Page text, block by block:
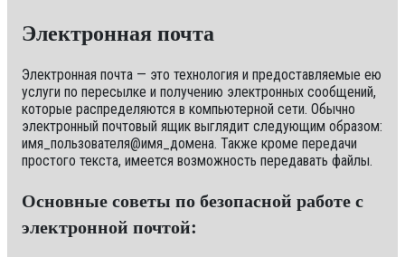
Электронная почта
Электронная почта — это технология и предоставляемые ею
услуги по пересылке и получению электронных сообщений,
которые распределяются в компьютерной сети. Обычно
электронный почтовый ящик выглядит следующим образом:
имя_пользователя@имя_домена. Также кроме передачи
простого текста, имеется возможность передавать файлы.
Основные советы по безопасной работе с
электронной почтой: